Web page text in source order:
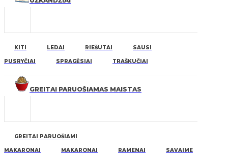
KITI LEDAI RIEŠUTAI SAUSI
PUSRYČIAI SPRAGĖSIAI TRAŠKUČIAI
GREITAI PARUOŠIAMAS MAISTAS
GREITAI PARUOŠIAMI
MAKARONAI MAKARONAI RAMENAI SAVAIME